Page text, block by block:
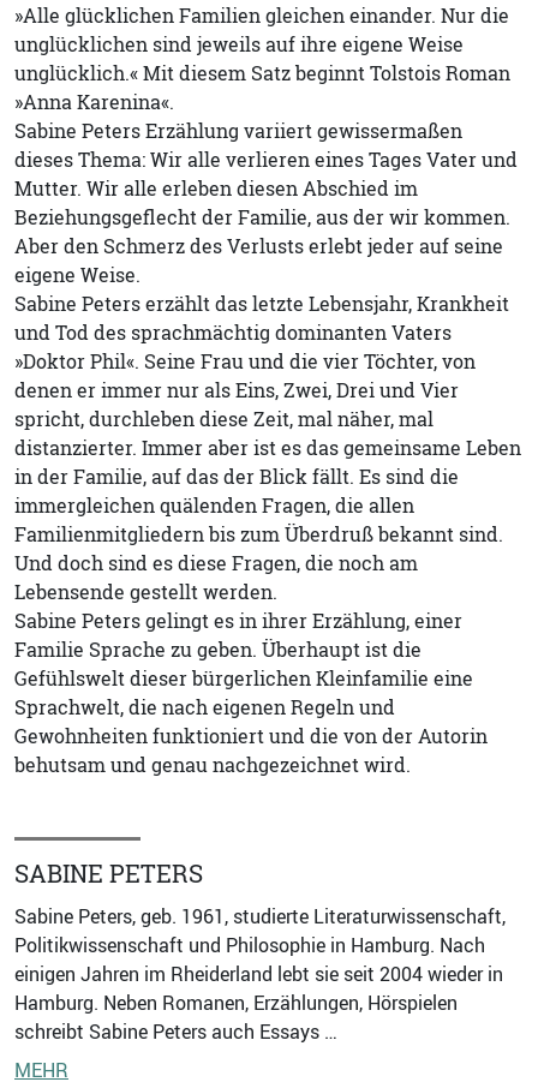
»Alle glücklichen Familien gleichen einander. Nur die
unglücklichen sind jeweils auf ihre eigene Weise
unglücklich.« Mit diesem Satz beginnt Tolstois Roman
»Anna Karenina«.
Sabine Peters Erzählung variiert gewissermaßen
dieses Thema: Wir alle verlieren eines Tages Vater und
Mutter. Wir alle erleben diesen Abschied im
Beziehungsgeflecht der Familie, aus der wir kommen.
Aber den Schmerz des Verlusts erlebt jeder auf seine
eigene Weise.
Sabine Peters erzählt das letzte Lebensjahr, Krankheit
und Tod des sprachmächtig dominanten Vaters
»Doktor Phil«. Seine Frau und die vier Töchter, von
denen er immer nur als Eins, Zwei, Drei und Vier
spricht, durchleben diese Zeit, mal näher, mal
distanzierter. Immer aber ist es das gemeinsame Leben
in der Familie, auf das der Blick fällt. Es sind die
immergleichen quälenden Fragen, die allen
Familienmitgliedern bis zum Überdruß bekannt sind.
Und doch sind es diese Fragen, die noch am
Lebensende gestellt werden.
Sabine Peters gelingt es in ihrer Erzählung, einer
Familie Sprache zu geben. Überhaupt ist die
Gefühlswelt dieser bürgerlichen Kleinfamilie eine
Sprachwelt, die nach eigenen Regeln und
Gewohnheiten funktioniert und die von der Autorin
behutsam und genau nachgezeichnet wird.
SABINE PETERS
Sabine Peters, geb. 1961, studierte Literaturwissenschaft,
Politikwissenschaft und Philosophie in Hamburg. Nach
einigen Jahren im Rheiderland lebt sie seit 2004 wieder in
Hamburg. Neben Romanen, Erzählungen, Hörspielen
schreibt Sabine Peters auch Essays …
MEHR